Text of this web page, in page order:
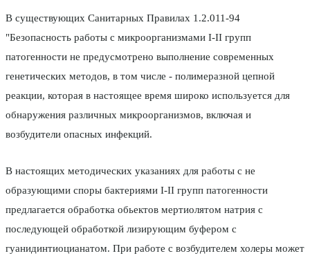
В существующих Санитарных Правилах 1.2.011-94
"Безопасность работы с микроорганизмами I-II групп
патогенности не предусмотрено выполнение современных
генетических методов, в том числе - полимеразной цепной
реакции, которая в настоящее время широко используется для
обнаружения различных микроорганизмов, включая и
возбудители опасных инфекций.
В настоящих методических указаниях для работы с не
образующими споры бактериями I-II групп патогенности
предлагается обработка обьектов мертиолятом натрия с
последующей обработкой лизирующим буфером с
гуанидинтиоцианатом. При работе с возбудителем холеры может